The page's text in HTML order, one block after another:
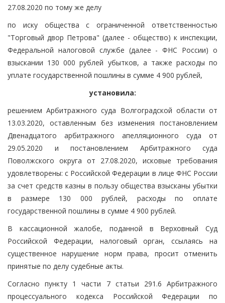
27.08.2020 по тому же делу
по иску общества с ограниченной ответственностью
"Торговый двор Петрова" (далее - общество) к инспекции,
Федеральной налоговой службе (далее - ФНС России) о
взыскании 130 000 рублей убытков, а также расходы по
уплате государственной пошлины в сумме 4 900 рублей,
установила:
решением Арбитражного суда Волгоградской области от
13.03.2020, оставленным без изменения постановлением
Двенадцатого арбитражного апелляционного суда от
29.05.2020 и постановлением Арбитражного суда
Поволжского округа от 27.08.2020, исковые требования
удовлетворены: с Российской Федерации в лице ФНС России
за счет средств казны в пользу общества взысканы убытки
в размере 130 000 рублей, расходы по оплате
государственной пошлины в сумме 4 900 рублей.
В кассационной жалобе, поданной в Верховный Суд
Российской Федерации, налоговый орган, ссылаясь на
существенное нарушение норм права, просит отменить
принятые по делу судебные акты.
Согласно пункту 1 части 7 статьи 291.6 Арбитражного
процессуального кодекса Российской Федерации по